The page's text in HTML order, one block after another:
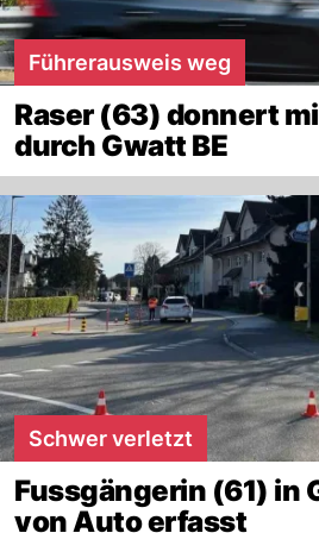
Führerausweis weg
Raser (63) donnert
durch Gwatt BE
Schwer verletzt
Fussgängerin (61) in
von Auto erfasst